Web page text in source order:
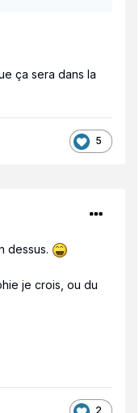
ça sera dans la
5
dessus.
je crois, ou du
2